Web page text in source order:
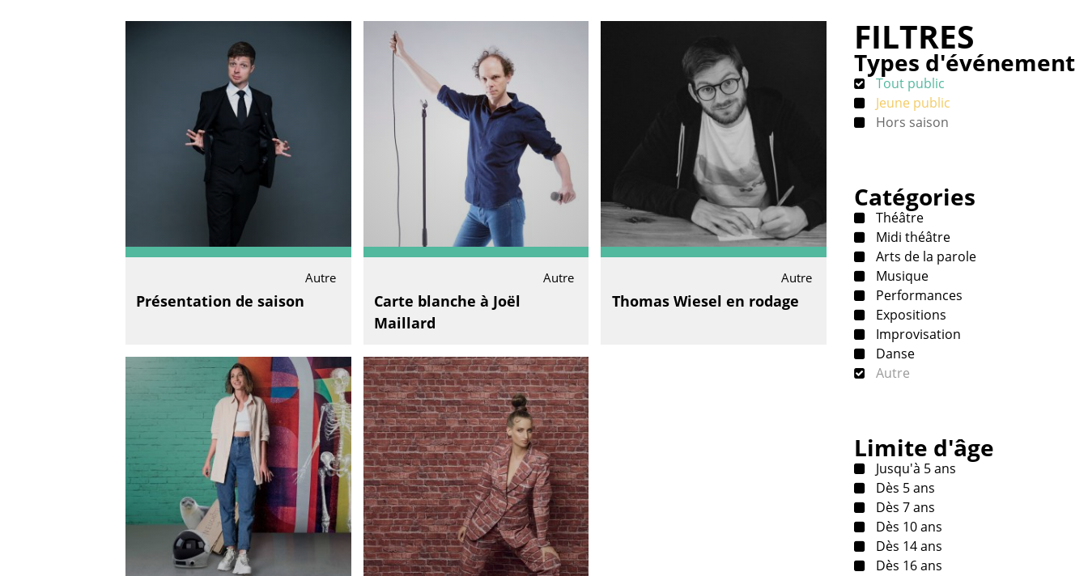
Autre
Présentation de saison
Autre
Carte blanche à Joël
Maillard
Autre
Thomas Wiesel en rodage
FILTRES
Types d'événement
Tout public
Jeune public
Hors saison
Catégories
Théâtre
Midi théâtre
Arts de la parole
Musique
Performances
Expositions
Improvisation
Danse
Autre
Limite d'âge
Jusqu'à 5 ans
Dès 5 ans
Dès 7 ans
Dès 10 ans
Dès 14 ans
Dès 16 ans